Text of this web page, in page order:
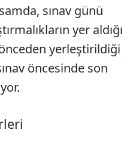
sınav günü
yer aldığı
yerleştirildiği
öncesinde son